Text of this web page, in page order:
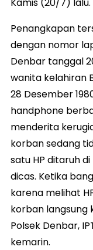
Kamis (20/7) lalu.
Penangkapan
dengan nomor
Denbar tanggal
wanita kelahiran
28 Desember
handphone
menderita
korban sedang
satu HP ditaruh
dicas. Ketika
karena melihat
korban langsung
Polsek Denbar,
kemarin.